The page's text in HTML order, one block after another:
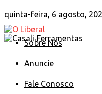
quinta-feira, 6 agosto,
Sobre Nós
Anuncie
Fale Conosco